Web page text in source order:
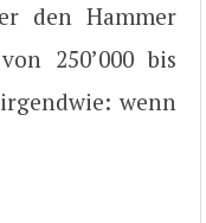
den Hammer
250’000 bis
wenn